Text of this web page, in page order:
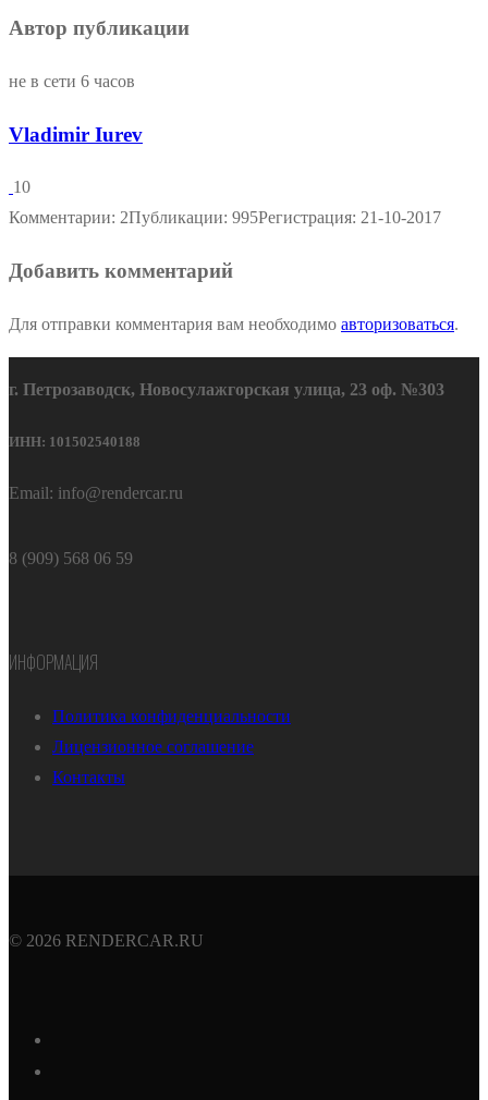
Автор публикации
не в сети 6 часов
Vladimir Iurev
10
Комментарии: 2Публикации: 995Регистрация: 21-10-2017
Добавить комментарий
Для отправки комментария вам необходимо авторизоваться.
г. Петрозаводск, Новосулажгорская улица, 23 оф. №303
ИНН: 101502540188
Email: info@rendercar.ru
8 (909) 568 06 59
ИНФОРМАЦИЯ
Политика конфиденциальности
Лицензионное соглашение
Контакты
© 2026 RENDERCAR.RU